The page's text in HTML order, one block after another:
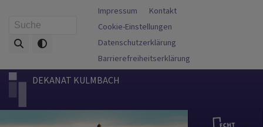
zum
Suche
Fußbereichsmenü
Impressum
Kontakt
Cookie-Einstellungen
Datenschutzerklärung
Barrierefreiheitserklärung
DEKANAT KULMBACH